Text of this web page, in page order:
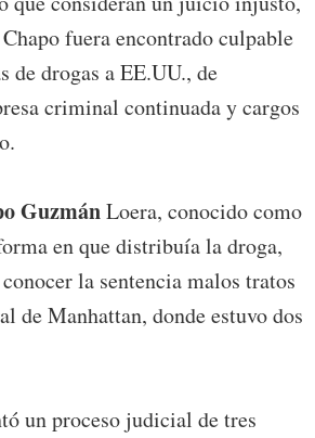
fuera encontrado culpable
de drogas a EE.UU., de
criminal continuada y cargos
GuzmánLoera, conocido como
en que distribuía la droga,
la sentencia malos tratos
de Manhattan, donde estuvo dos
un proceso judicial de tres